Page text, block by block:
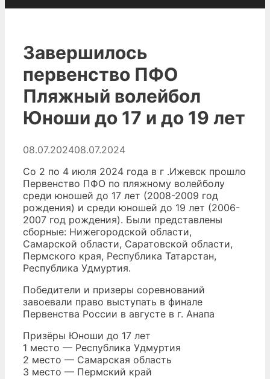
Завершилось
первенство ПФО
Пляжный волейбол
Юноши до 17 и до 19 лет
08.07.202408.07.2024
Со 2 по 4 июля 2024 года в г .Ижевск прошло
Первенство ПФО по пляжному волейболу
среди юношей до 17 лет (2008-2009 год
рождения) и среди юношей до 19 лет (2006-
2007 год рождения). Были представлены
сборные: Нижегородской области,
Самарской области, Саратовской области,
Пермского края, Республика Татарстан,
Республика Удмуртия.
Победители и призеры соревнований
завоевали право выступать в финале
Первенства России в августе в г. Анапа
Призёры Юноши до 17 лет
1 место — Республика Удмуртия
2 место — Самарская область
3 место — Пермский край